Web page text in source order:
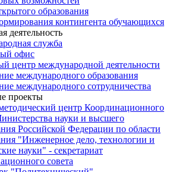
образования
контингента обучающихся
деятельность
служба
офис
центр международной деятельности
международного образования
международного сотрудничества
проекты
центр Координационного
науки и высшего
Российской Федерации по области
"Инженерное дело, технологии и
науки" - секретариат
совета